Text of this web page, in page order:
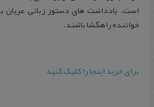
است. یادداشت‌ های دستور زبانی عریان
خواننده راهگشا باشند.
برای خرید اینجا را کلیک کنید